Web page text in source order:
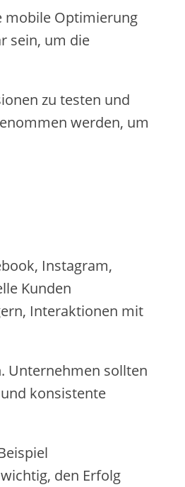
mobile Optimierung
sein, um die
zu testen und
werden, um
Instagram,
Kunden
Interaktionen mit
Unternehmen sollten
konsistente
den Erfolg